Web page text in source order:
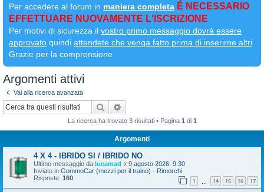
Per accedere al forum in maniera completa É NECESSARIO
EFFETTUARE NUOVAMENTE L'ISCRIZIONE
Per motivi di sicurezza il vostro primo messaggio dovrà essere
approvato quindi attendete che venga fatto prima di inserirne altri
Grazie per la comprensione
Argomenti attivi
Vai alla ricerca avanzata
Cerca
La ricerca ha trovato 3 risultati • Pagina 1 di 1
Argomenti
4 X 4 - IBRIDO SI / IBRIDO NO
Ultimo messaggio da lucamad « 9 agosto 2026, 9:30
Inviato in GommoCar (mezzi per il traino) - Rimorchi
Risposte: 160 1 14 15 16 17